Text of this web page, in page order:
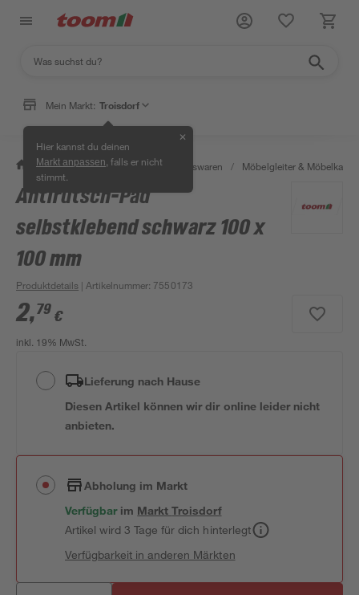
Mein Markt: Troisdorf
Hier kannst du deinen
Markt anpassen , falls er nicht
stimmt.
✕
/ Wohnen & Haushalt / Haushaltswaren / Möbelgleiter &
Antirutsch-Pad
selbstklebend schwarz 100 x
100 mm
Produktdetails | Artikelnummer: 7550173
2,79 €
inkl. 19% MwSt.
Lieferung nach Hause
Diesen Artikel können wir dir online leider nicht
anbieten.
Abholung im Markt
Verfügbar im MarktTroisdorf
Artikel wird 3 Tage für dich hinterlegt
Verfügbarkeit in anderen Märkten